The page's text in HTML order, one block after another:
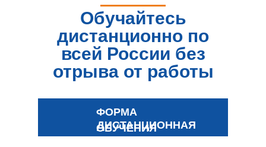
Обучайтесь
дистанционно по
всей России без
отрыва от работы
ФОРМА
ОБУЧЕНИЯ
ДИСТАНЦИОННАЯ